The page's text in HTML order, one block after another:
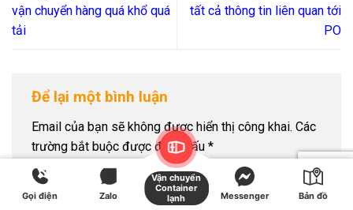
vận chuyển hàng quá khổ quá
tải
tất cả thông tin liên quan tới
PO
Để lại một bình luận
Email của bạn sẽ không được hiển thị công khai. Các
trường bắt buộc được đánh dấu *
Bình luận
Gọi điện Zalo
Vận chuyển
Container
lạnh
Messenger Bản đồ